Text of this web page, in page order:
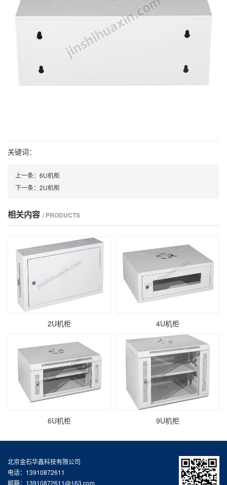
关键词：
上一条：6U机柜
下一条：2U机柜
相关内容 / PRODUCTS
2U机柜 4U机柜
6U机柜 9U机柜
北京金石华鑫科技有限公司
电话：13910872611
邮箱：13910872611@163.com